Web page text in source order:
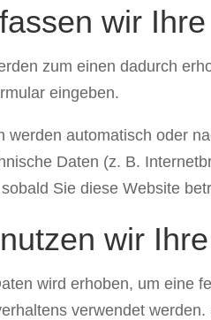
wir
zum einen dadurch
eingeben.
werden automatisch oder
Daten (z. B.
Sie diese Website
wir
wird erhoben, um eine
verwendet